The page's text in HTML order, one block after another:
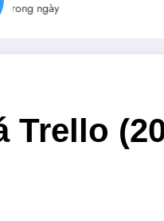
ngày
Trello